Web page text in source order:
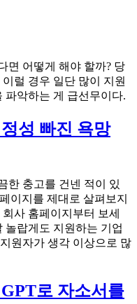
면 어떻게 해야 할까? 당
럴 경우 일단 많이 지원
파악하는 게 급선무이다.
성 빠진 욕망
한 충고를 건넨 적이 있
이지를 제대로 살펴보지
사 홈페이지부터 보세
놀랍게도 지원하는 기업
원자가 생각 이상으로 많
로 자소서를